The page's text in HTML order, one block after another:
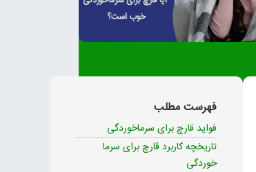
فهرست مطلب
فواید قارچ برای سرماخوردگی
تاریخچه کاربرد قارچ برای سرما
خوردگی